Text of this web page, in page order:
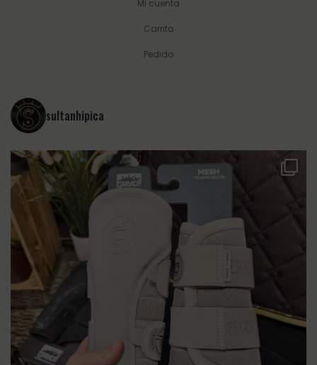
Mi cuenta
Carrito
Pedido
sultanhipica